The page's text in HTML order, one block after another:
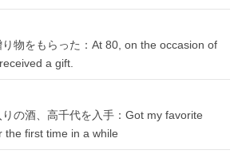
り物をもらった：At 80, on the occasion of
a gift.
の酒、高千代を入手：Got my favorite
the first time in a while